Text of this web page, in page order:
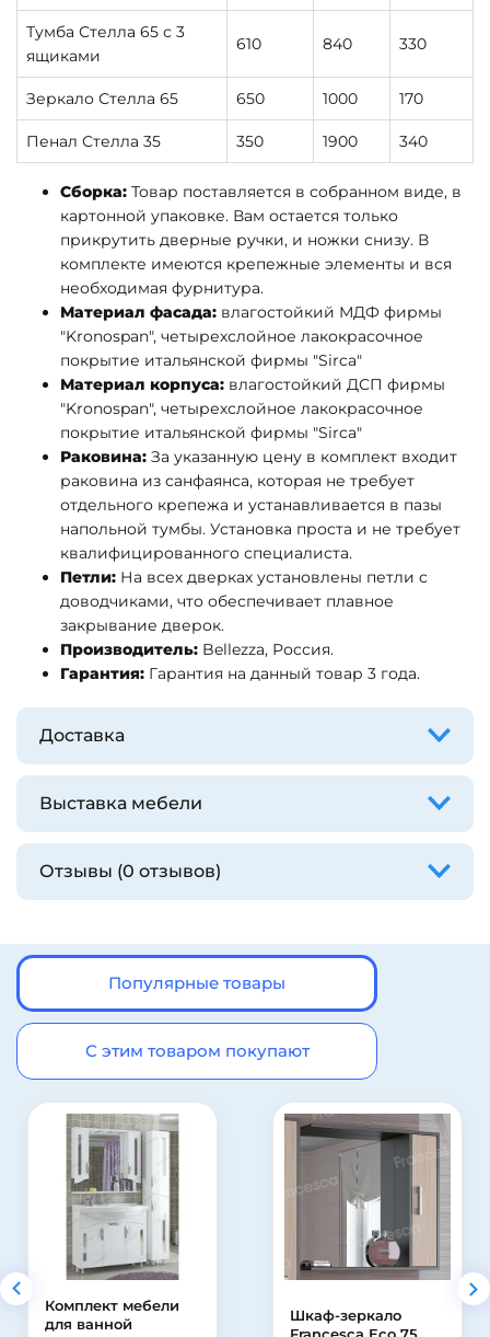
Тумба Стелла 65 с 3
ящиками
610 840 330
Зеркало Стелла 65 650 1000 170
Пенал Стелла 35 350 1900 340
Сборка: Товар поставляется в собранном виде, в
картонной упаковке. Вам остается только
прикрутить дверные ручки, и ножки снизу. В
комплекте имеются крепежные элементы и вся
необходимая фурнитура.
Материал фасада: влагостойкий МДФ фирмы
"Kronospan", четырехслойное лакокрасочное
покрытие итальянской фирмы "Sirca"
Материал корпуса: влагостойкий ДСП фирмы
"Kronospan", четырехслойное лакокрасочное
покрытие итальянской фирмы "Sirca"
Раковина: За указанную цену в комплект входит
раковина из санфаянса, которая не требует
отдельного крепежа и устанавливается в пазы
напольной тумбы. Установка проста и не требует
квалифицированного специалиста.
Петли: На всех дверках установлены петли с
доводчиками, что обеспечивает плавное
закрывание дверок.
Производитель: Bellezza, Россия.
Гарантия: Гарантия на данный товар 3 года.
Доставка
Выставка мебели
Отзывы (0 отзывов)
Популярные товары
С этим товаром покупают
Шкаф-зеркало
Пьедестал для